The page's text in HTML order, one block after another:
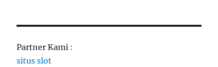
Partner Kami :
situs slot